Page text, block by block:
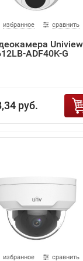
избранное сравнить
Uniview
ADF40K-G
руб.
избранное сравнить